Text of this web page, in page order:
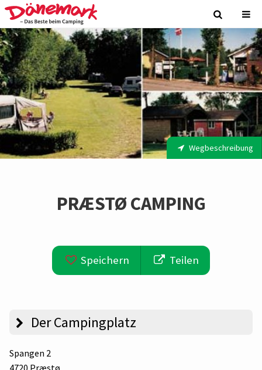
Wegbeschreibung
PRÆSTØ CAMPING
Speichern Teilen
Der Campingplatz
Spangen 2
4720 Præstø